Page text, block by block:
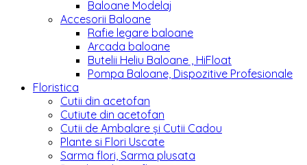
Baloane Modelaj
Accesorii Baloane
Rafie legare baloane
Arcada baloane
Butelii Heliu Baloane , HiFloat
Pompa Baloane, Dispozitive Profesionale
Floristica
Cutii din acetofan
Cutiute din acetofan
Cutii de Ambalare și Cutii Cadou
Plante si Flori Uscate
Sarma flori, Sarma plusata